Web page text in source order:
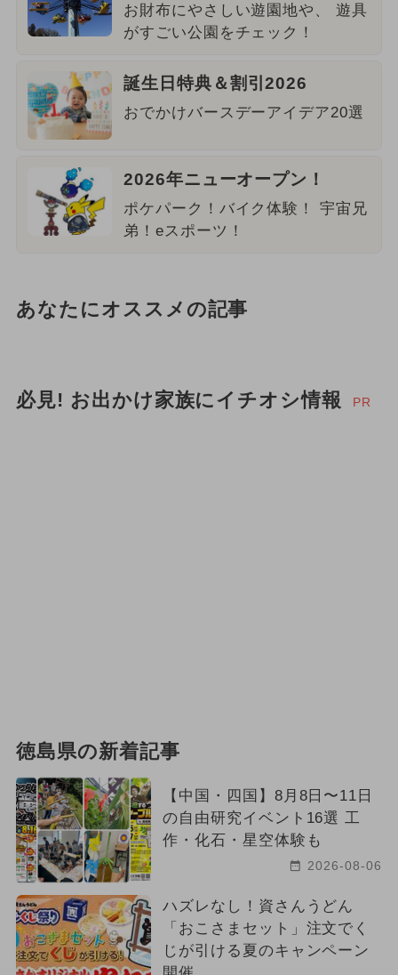
お財布にやさしい遊園地や、 遊具
がすごい公園をチェック！
誕生日特典＆割引2026
おでかけバースデーアイデア20選
2026年ニューオープン！
ポケパーク！バイク体験！ 宇宙兄
弟！eスポーツ！
あなたにオススメの記事
必見! お出かけ家族にイチオシ情報 PR
徳島県の新着記事
【中国・四国】8月8日〜11日
の自由研究イベント16選 工
作・化石・星空体験も
2026-08-06
ハズレなし！資さんうどん
「おこさまセット」注文でく
じが引ける夏のキャンペーン